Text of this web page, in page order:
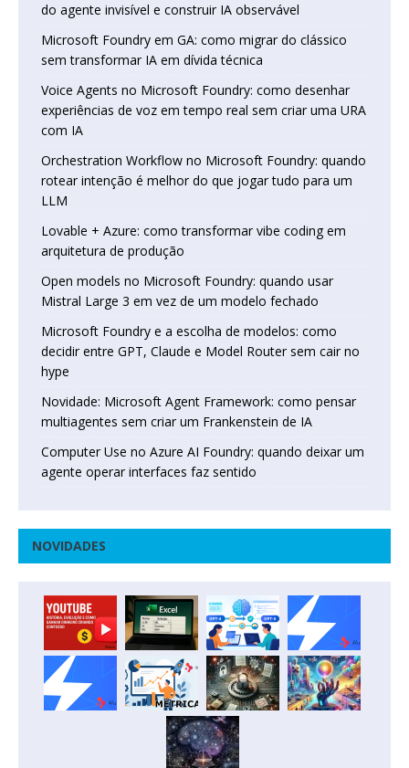
do agente invisível e construir IA observável
Microsoft Foundry em GA: como migrar do clássico
sem transformar IA em dívida técnica
Voice Agents no Microsoft Foundry: como desenhar
experiências de voz em tempo real sem criar uma URA
com IA
Orchestration Workflow no Microsoft Foundry: quando
rotear intenção é melhor do que jogar tudo para um
LLM
Lovable + Azure: como transformar vibe coding em
arquitetura de produção
Open models no Microsoft Foundry: quando usar
Mistral Large 3 em vez de um modelo fechado
Microsoft Foundry e a escolha de modelos: como
decidir entre GPT, Claude e Model Router sem cair no
hype
Novidade: Microsoft Agent Framework: como pensar
multiagentes sem criar um Frankenstein de IA
Computer Use no Azure AI Foundry: quando deixar um
agente operar interfaces faz sentido
NOVIDADES